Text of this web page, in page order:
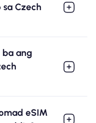
Czech
ang
eSIM